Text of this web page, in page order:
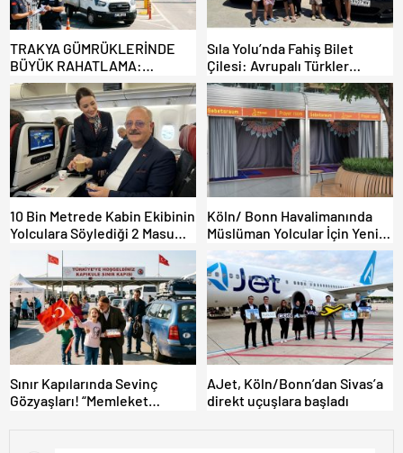
TRAKYA GÜMRÜKLERİNDE
BÜYÜK RAHATLAMA:
DEREKÖY HAFİF TİCARİ
ARAÇLARA AÇILIYOR!
Sıla Yolu’nda Fahiş Bilet
Çilesi: Avrupalı Türkler
Karayollarına Akın Etti,
Gümrükler Kilitlendi!
10 Bin Metrede Kabin Ekibinin
Yolculara Söylediği 2 Masum
Köln/ Bonn Havalimanında
Müslüman Yolcular İçin Yeni
İbadet Alanları Açıldı
Sınır Kapılarında Sevinç
Gözyaşları! “Memleket
AJet, Köln/Bonn’dan Sivas’a
direkt uçuşlara başladı